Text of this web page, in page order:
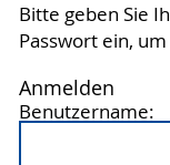
Bitte geben Sie
Passwort ein,
Anmelden
Benutzername: